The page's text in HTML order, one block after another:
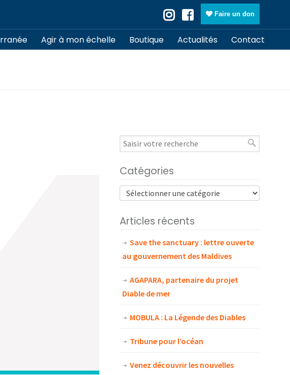
Faire un don
Agir à mon échelle Boutique Actualités Contact
Catégories
Articles récents
Save the sanctuary : lettre ouverte
au gouvernement des Maldives
AGAPARA, partenaire du projet
Diable de mer
MOBULA : La Légende des Diables
Tribune pour l’océan
Venez découvrir les nouvelles